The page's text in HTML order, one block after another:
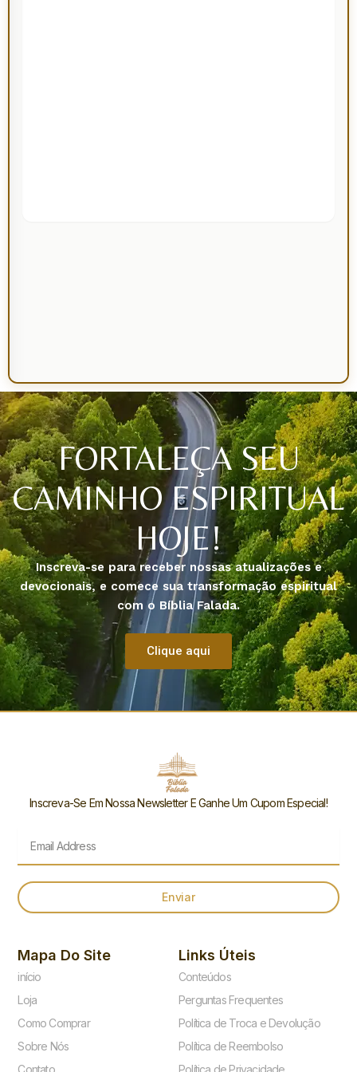
FORTALEÇA SEU
CAMINHO ESPIRITUAL
HOJE!
Inscreva-se para receber nossas atualizações e
devocionais, e comece sua transformação espiritual
com o Bíblia Falada.
Clique aqui
Inscreva-Se Em Nossa Newsletter E Ganhe Um Cupom Especial!
Enviar
Mapa Do Site
início
Loja
Como Comprar
Sobre Nós
Contato
Links Úteis
Conteúdos
Perguntas Frequentes
Política de Troca e Devolução
Política de Reembolso
Política de Privacidade